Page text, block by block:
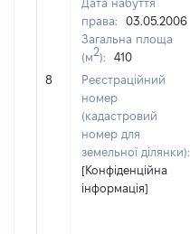
8
Дата набуття
права:
03.05.2006
Загальна площа
(м2):
410
Реєстраційний
номер
(кадастровий
номер для
земельної ділянки):
[Конфіденційна
інформація]